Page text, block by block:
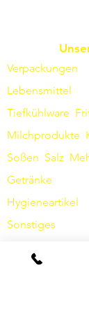
Verpackungen
Lebensmittel
Tiefkühlware
Milchprodukte
Soßen Salz
Getränke
Hygieneartikel
Sonstiges